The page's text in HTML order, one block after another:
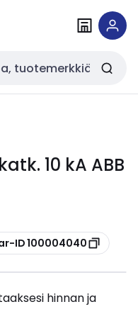
10 kA ABB
ID 100004040
hinnan ja